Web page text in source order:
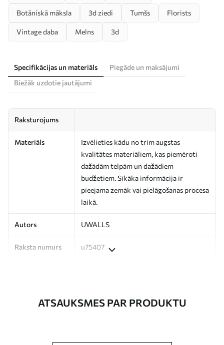
Botāniskā māksla 3d ziedi Tumšs Florists
Vintage daba Melns 3d
Specifikācijas un materiāls
Piegāde un maksājumi
Biežāk uzdotie jautājumi
Raksturojums
Materiāls
Izvēlieties kādu no trim augstas
kvalitātes materiāliem, kas piemēroti
dažādām telpām un dažādiem
budžetiem. Sīkāka informācija ir
pieejama zemāk vai pielāgošanas procesa
laikā.
Autors UWALLS
Raksta numurs u75407
ATSAUKSMES PAR PRODUKTU